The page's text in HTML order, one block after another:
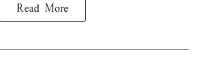
Read More